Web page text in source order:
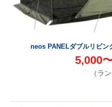
neos PANELダブルリビン
5,000
（ラ